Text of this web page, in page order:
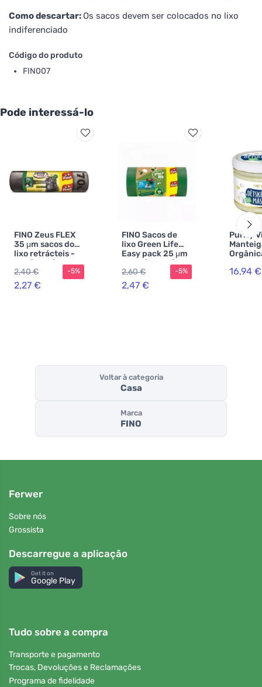
Como descartar: Os sacos devem ser colocados no lixo
indiferenciado
Código do produto
FIN007
Pode interessá-lo
FINO Zeus FLEX
35 μm sacos do
lixo retrácteis -
70 l (8 pcs)
2,40 €
2,27 €
-5%
FINO Sacos de
lixo Green Life
Easy pack 25 μm
- 35 l (22 pcs)
2,60 €
2,47 €
-5%
Purity
350 ml
16,94 €
Voltar à categoria
Casa
Marca
FINO
Ferwer
Sobre nós
Grossista
Descarregue a aplicação
Get it on
Google Play
Tudo sobre a compra
Transporte e pagamento
Trocas, Devoluções e Reclamações
Programa de fidelidade